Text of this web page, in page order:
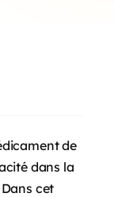
de
dans la
cet